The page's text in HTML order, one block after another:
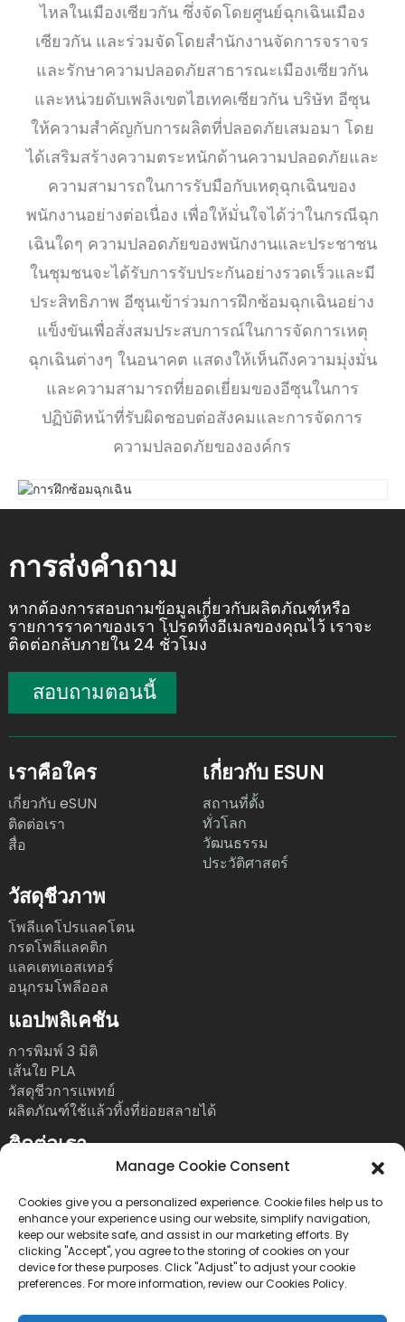
ไหลในเมืองเซียวกัน ซึ่งจัดโดยศูนย์ฉุกเฉินเมือง
เซียวกัน และร่วมจัดโดยสำนักงานจัดการจราจร
และรักษาความปลอดภัยสาธารณะเมืองเซียวกัน
และหน่วยดับเพลิงเขตไฮเทคเซียวกัน บริษัท อีซุน
ให้ความสำคัญกับการผลิตที่ปลอดภัยเสมอมา โดย
ได้เสริมสร้างความตระหนักด้านความปลอดภัยและ
ความสามารถในการรับมือกับเหตุฉุกเฉินของ
พนักงานอย่างต่อเนื่อง เพื่อให้มั่นใจได้ว่าในกรณีฉุก
เฉินใดๆ ความปลอดภัยของพนักงานและประชาชน
ในชุมชนจะได้รับการรับประกันอย่างรวดเร็วและมี
ประสิทธิภาพ อีซุนเข้าร่วมการฝึกซ้อมฉุกเฉินอย่าง
แข็งขันเพื่อสั่งสมประสบการณ์ในการจัดการเหตุ
ฉุกเฉินต่างๆ ในอนาคต แสดงให้เห็นถึงความมุ่งมั่น
และความสามารถที่ยอดเยี่ยมของอีซุนในการ
ปฏิบัติหน้าที่รับผิดชอบต่อสังคมและการจัดการ
ความปลอดภัยขององค์กร
การส่งคำถาม
หากต้องการสอบถามข้อมูลเกี่ยวกับผลิตภัณฑ์หรือ
รายการราคาของเรา โปรดทิ้งอีเมลของคุณไว้ เราจะ
ติดต่อกลับภายใน 24 ชั่วโมง
สอบถามตอนนี้
เราคือใคร
เกี่ยวกับ eSUN
ติดต่อเรา
สื่อ
เกี่ยวกับ ESUN
สถานที่ตั้ง
ทั่วโลก
วัฒนธรรม
ประวัติศาสตร์
วัสดุชีวภาพ
โพลีแคโปรแลคโตน
กรดโพลีแลคติก
แลคเตทเอสเทอร์
อนุกรมโพลีออล
แอปพลิเคชัน
การพิมพ์ 3 มิติ
เส้นใย PLA
วัสดุชีวการแพทย์
ผลิตภัณฑ์ใช้แล้วทิ้งที่ย่อยสลายได้
ติดต่อเรา
โทร: +86 755 86393186
อีเมล: bright@esungroup.net
ที่อยู่: 15A อาคาร Microsoft Ketong เลขที่ 55 ถนน
Gaoxinnan สาย 9 ชุมชนเทคโนโลยีชั้นสูง ถนน
Yuehai เขต Nanshan เมืองเซินเจิ้น ประเทศจีน
Manage Cookie Consent
Cookies give you a personalized experience. Cookie files help us to
enhance your experience using our website, simplify navigation,
keep our website safe, and assist in our marketing efforts. By
clicking "Accept", you agree to the storing of cookies on your
device for these purposes. Click "Adjust" to adjust your cookie
preferences. For more information, review our Cookies Policy.